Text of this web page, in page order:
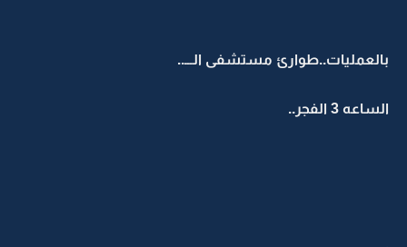
بالعمليات..طوارئ مستشفى الـــ..
الساعه 3 الفجر..